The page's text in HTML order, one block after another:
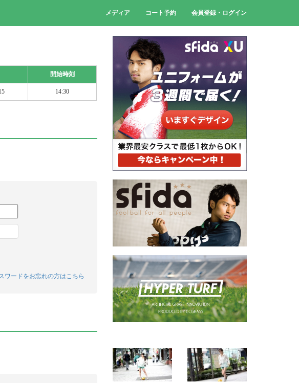
メディア コート予約 会員登録・ログイン
開始時刻
14:30
ワードをお忘れの方はこちら